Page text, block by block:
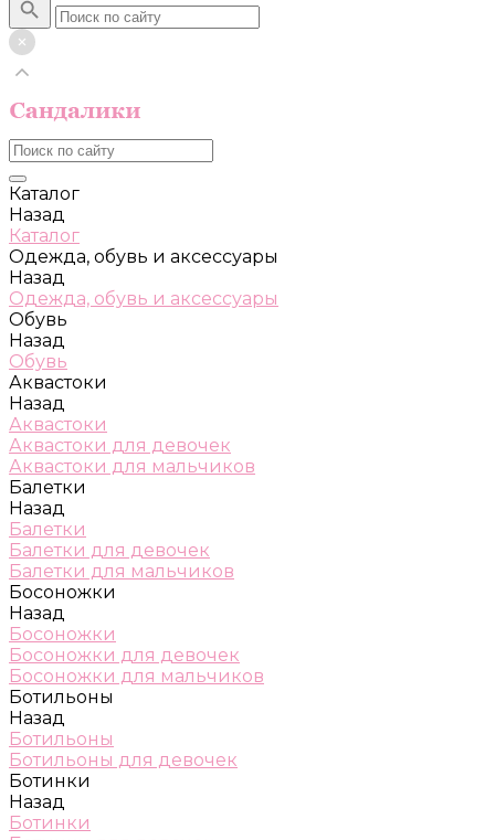
Каталог
Назад
Каталог
Одежда, обувь и аксессуары
Назад
Одежда, обувь и аксессуары
Обувь
Назад
Обувь
Аквастоки
Назад
Аквастоки
Аквастоки для девочек
Аквастоки для мальчиков
Балетки
Назад
Балетки
Балетки для девочек
Балетки для мальчиков
Босоножки
Назад
Босоножки
Босоножки для девочек
Босоножки для мальчиков
Ботильоны
Назад
Ботильоны
Ботильоны для девочек
Ботинки
Назад
Ботинки